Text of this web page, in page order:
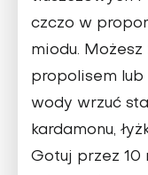
czczo w
miodu.
propolisem
wody wrzuć
karda­monu,
Gotuj przez 10